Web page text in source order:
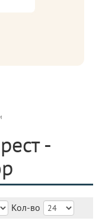
-
Кол-во